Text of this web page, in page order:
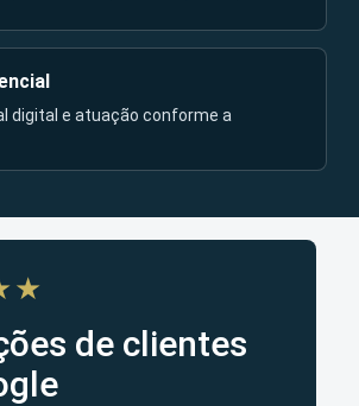
digital e atuação conforme a
de clientes